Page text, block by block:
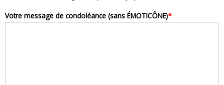
Votre message de condoléance (sans ÉMOTICÔNE)*